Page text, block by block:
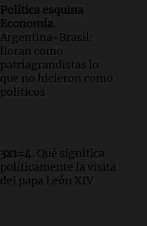
Política esquina
Economía.
Argentina-Brasil:
lloran como
patriagrandistas lo
que no hicieron como
politicos
3x1=4. Qué significa
políticamente la visita
del papa León XIV